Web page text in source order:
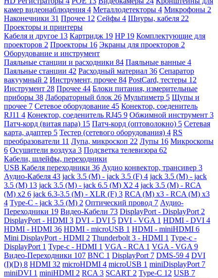
камер видеонаблюдения 4 Металлодетекторы 4 Микрофоны 2
Наконечники 31 Прочее 12 Сейфы 4 Шнуры, кабеля 22
Проекторы и принтеры
Кабеля и другое 13 Картридж 19 HP 19 Комплектующие для
проекторов 2 Проекторы 16 Экраны для проекторов 2
Оборудование и инструмент
Паяльные станции и расходники 84 Паяльные ванные 4
Паяльные станции 42 Расходный материал 36 Сепаратор
вакуумный 2 Инструмент, прочее 84 PostCard, тестеры 12
Инструмент 28 Прочее 44 Блоки питания, измерительные
приборы 38 Лабораторный блок 26 Мультиметр 5 Щупы и
прочее 7 Сетевое оборудование 45 Конектор, соеденитель
RJ11 4 Конектор, соеденитель RJ45 9 Обжимной инструмент 3
Патч-корд (витая пара) 15 Патч-корд (оптоволокно) 5 Сетевая
карта, адаптер 5 Тестер (сетевого оборудования) 4 RS
преобразователи 11 Лупа, микроскоп 22 Лупы 16 Микроскопы
6 Осушители воздуха 3 Подсветка телевизора 62
Кабели, шлейфы, переходники
USB Кабеля переходники 36 Аудио конвектор, трансивер 3
Аудио-Кабеля 43 jack 3.5 (M) - jack 3.5 (F) 4 jack 3.5 (M) - jack
3.5 (M) 13 jack 3.5 (M) - jack 6.5 (M) X2 4 jack 3.5 (M) - RCA
(M) x2 6 jack 6.3-3.5 (M) - XLR (F) 3 RCA (M) x3 - RCA (M) x3
4 Type-C - jack 3.5 (M) 2 Оптический провод 7 Аудио-
Переходники 19 Видео-Кабели 73 DisplayPort - DisplayPort 2
DisplayPort - HDMI 3 DVI - DVI 5 DVI - VGA 1 HDMI - DVI 4
HDMI - HDMI 36 HDMI - microUSB 1 HDMI - miniHDMI 6
Mini DisplayPort - HDMI 2 Thunderbolt 3 - HDMI 1 Type-c -
DisplayPort 1 Type-c - HDMI 1 VGA - RCA 1 VGA - VGA 9
Видео-Переходники 107 BNC 1 DisplayPort 7 DMS-59 4 DVI
(I)(D) 8 HDMI 32 microHDMI 4 microUSB 1 miniDisplayPort 7
miniDVI 1 miniHDMI 2 RCA 3 SCART 2 Type-C 12 USB 7